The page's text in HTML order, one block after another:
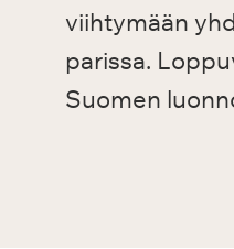
viihtymään
parissa.
Suomen